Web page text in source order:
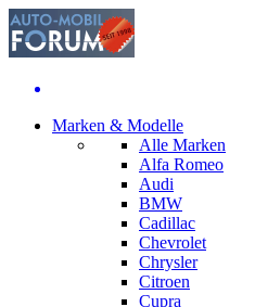
Marken & Modelle
Alle Marken
Alfa Romeo
Audi
BMW
Cadillac
Chevrolet
Chrysler
Citroen
Cupra